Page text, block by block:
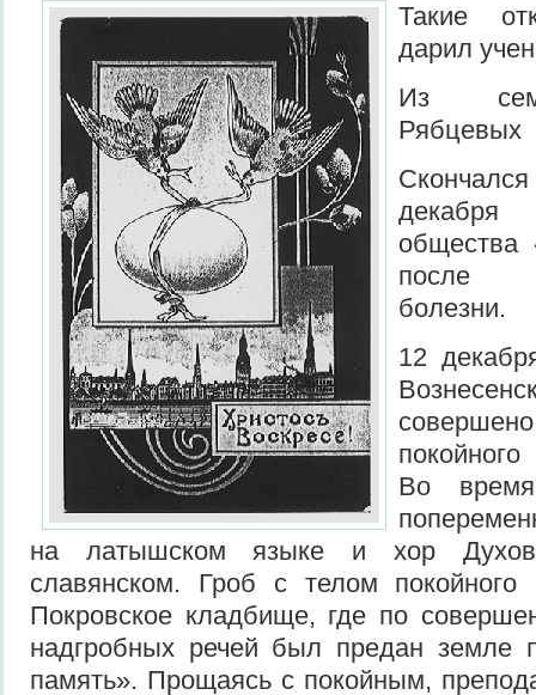
Такие
дарил
Из
Рябцевых
общества
после
болезни.
12
Во
на латышском языке и хор
славянском. Гроб с телом
Покровское кладбище, где по
надгробных речей был предан земле
память». Прощаясь с покойным,